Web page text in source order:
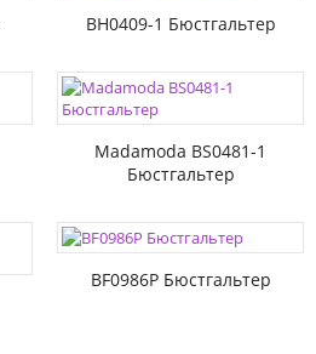
BH0409-1 Бюстгальтер
Madamoda BS0481-1
Бюстгальтер
BF0986P Бюстгальтер